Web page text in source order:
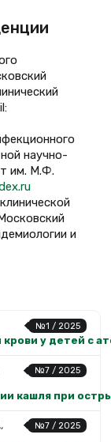
научно-
им. М.Ф.
и
№1 / 2025
у детей с
№7 / 2025
кашля при
№7 / 2025